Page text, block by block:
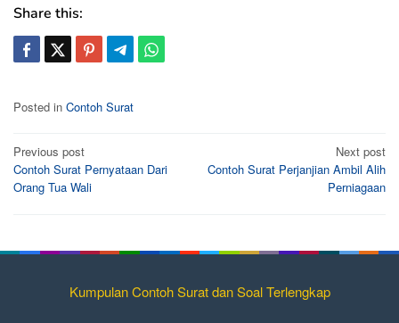
Share this:
Posted in Contoh Surat
Post
navigation
Previous post
Contoh Surat Pernyataan Dari
Orang Tua Wali
Next post
Contoh Surat Perjanjian Ambil Alih
Perniagaan
Kumpulan Contoh Surat dan Soal Terlengkap